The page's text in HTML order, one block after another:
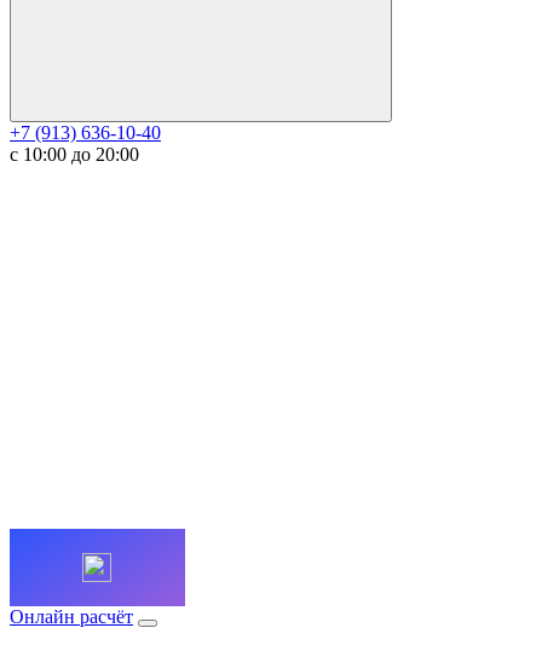
+7 (913) 636-10-40
с 10:00 до 20:00
Онлайн расчёт